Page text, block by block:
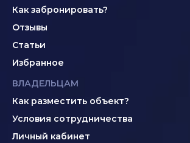
Как забронировать?
Отзывы
Статьи
Избранное
ВЛАДЕЛЬЦАМ
Как разместить объект?
Условия сотрудничества
Личный кабинет